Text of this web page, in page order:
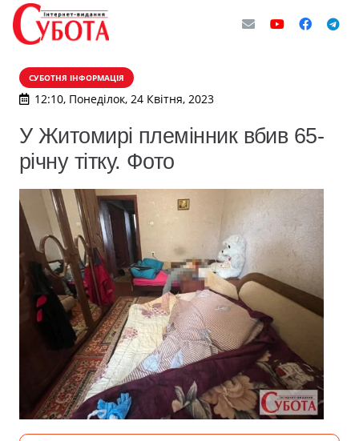
СУБОТНЯ ІНФОРМАЦІЯ
12:10, Понеділок, 24 Квітня, 2023
У Житомирі племінник вбив 65-
річну тітку. Фото